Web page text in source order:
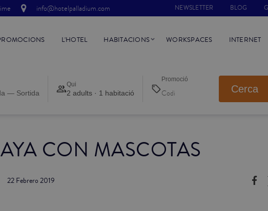
CON MASCOTAS
22 Febrero 2019
info@hotelpalladium.com NEWSLETTER BLOG
L'HOTEL HABITACIONS WORKSPACES INTERNET
— Sortida
Qui
2 adults · 1 habitació
Promoció
Cerca